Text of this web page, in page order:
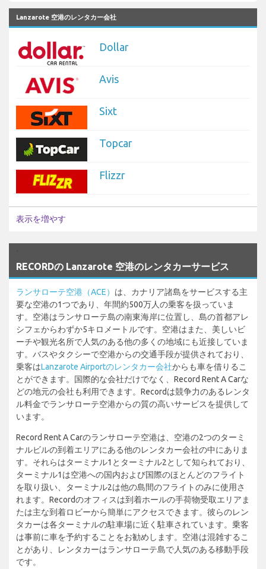
Lanzarote 空港のレンタカー会社
Dollar
Avis
Sixt
Topcar
Flizzr
表示を増やす
RECORDの Lanzarote 空港のレンタカーサービス
ランサローテ空港（ACE） は、カナリア諸島をサービスする主
要な空港の1つであり、年間約500万人の乗客を扱っていま
す。空港はランサローテ島の南東海岸に位置し、島の首都アレ
シフェからわずか5キロメートルです。空港はまた、美しいビ
ーチや観光名所で人気のある他の多くの地域にも近接していま
す。バスやタクシーで空港からの交通手段が提供されており、
乗客はLanzarote Airportのレンタカー会社からも車を借りるこ
とができます。国際的な会社だけでなく、Record Rent A Carな
どの地元の会社も利用できます。Recordは競争力のあるレンタ
ル料金でランサローテ空港からの質の高いサービスを提供して
います。
Record Rent A Carのランサローテ空港は、空港の2つのターミ
ナルビルの到着エリアにある他のレンタカー会社の中にありま
す。それらはターミナル1とターミナル2として知られており、
ターミナル1は空港への国内および国際のほとんどのフライト
を取り扱い、ターミナル2は他の島間のフライトのみに使用さ
れます。Recordのオフィスは到着ホールの手荷物受取エリアま
たは主な到着ロビーから簡単にアクセスできます。彼らのレン
タカーは各ターミナルの駐車場に近く駐車されています。乗客
は事前に車を予約することをお勧めします。空港は混雑するこ
とがあり、レンタカーはランサローテ島で人気のある移動手段
です。